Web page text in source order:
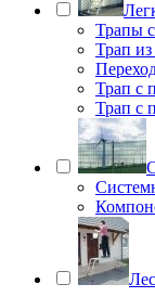
Трапы
Трап
Трап с
Трап с